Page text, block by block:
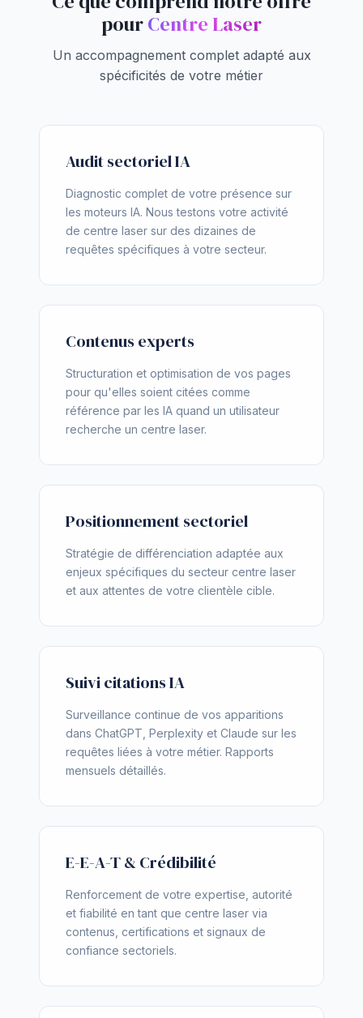
pourCentre Laser
Un accompagnement complet adapté aux
spécificités de votre métier
Audit sectoriel IA
Diagnostic complet de votre présence sur
les moteurs IA. Nous testons votre activité
de centre laser sur des dizaines de
requêtes spécifiques à votre secteur.
Contenus experts
Structuration et optimisation de vos pages
pour qu'elles soient citées comme
référence par les IA quand un utilisateur
recherche un centre laser.
Positionnement sectoriel
Stratégie de différenciation adaptée aux
enjeux spécifiques du secteur centre laser
et aux attentes de votre clientèle cible.
Suivi citations IA
Surveillance continue de vos apparitions
dans ChatGPT, Perplexity et Claude sur les
requêtes liées à votre métier. Rapports
mensuels détaillés.
E-E-A-T & Crédibilité
Renforcement de votre expertise, autorité
et fiabilité en tant que centre laser via
contenus, certifications et signaux de
confiance sectoriels.